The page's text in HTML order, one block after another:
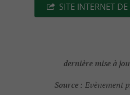
SITE INTERNET
dernière mise à
Source : Evènement